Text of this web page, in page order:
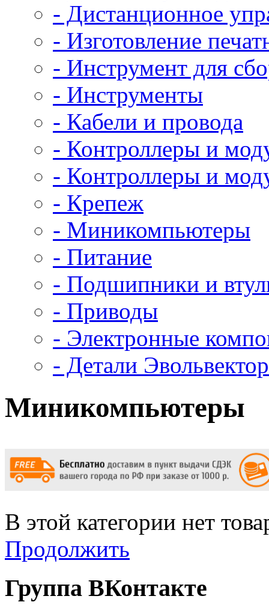
- Дистанционное
- Изготовление
- Инструмент для
- Инструменты
- Кабели и провода
- Контроллеры и
- Контроллеры и
- Крепеж
- Миникомпьютеры
- Питание
- Подшипники и
- Приводы
- Электронные
- Детали Эвольвектор
Миникомпьютеры
В этой категории нет
Продолжить
Группа ВКонтакте